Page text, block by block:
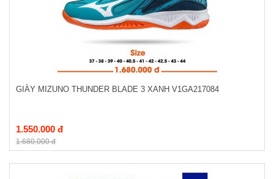
GIÀY MIZUNO THUNDER BLADE 3 XANH V1GA217084
1.550.000 đ
1.680.000 đ